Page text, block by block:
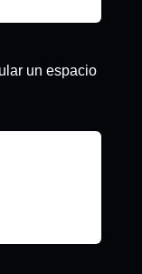
un espacio